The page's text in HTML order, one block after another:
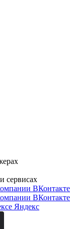
сервисах
Яндекс